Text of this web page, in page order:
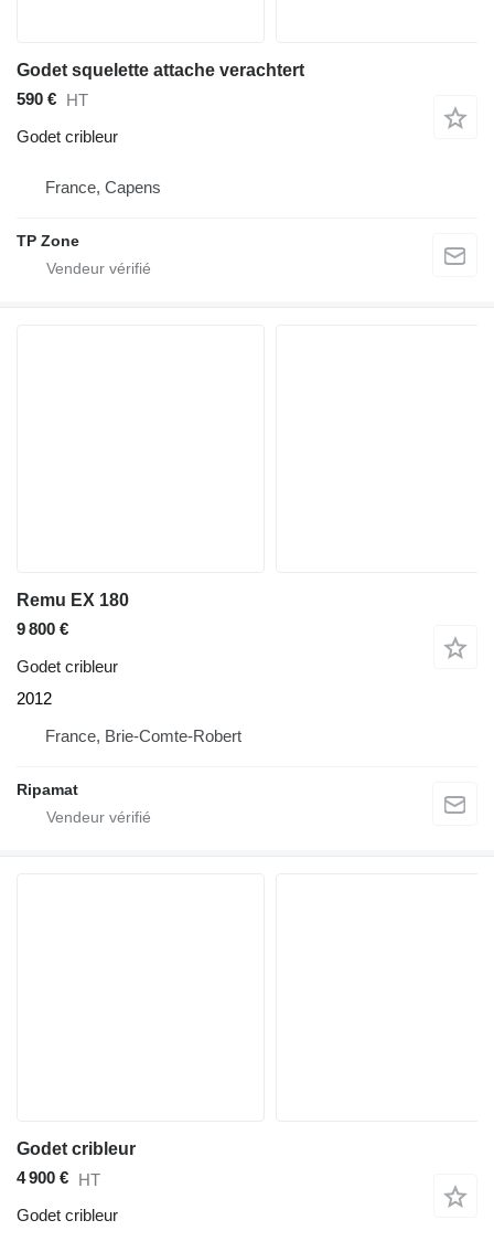
Godet squelette attache verachtert
590 € HT
Godet cribleur
France, Capens
TP Zone
Remu EX 180
9 800 €
Godet cribleur
2012
France, Brie-Comte-Robert
Ripamat
Godet cribleur
4 900 € HT
Godet cribleur